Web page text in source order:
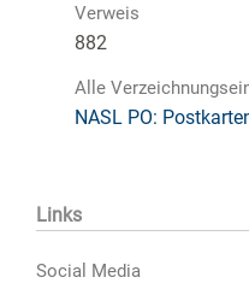
Verweis
882
Alle
NASL PO:
Links
Social Media